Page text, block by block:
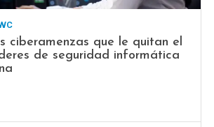
ciberamenzas que le quitan el
de seguridad informática